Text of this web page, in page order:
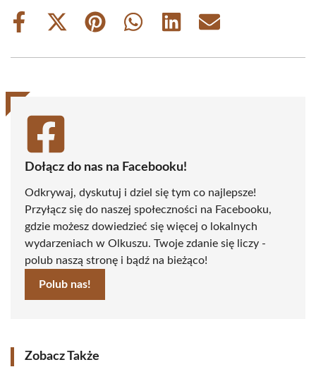
Share
Share
(Twitter)
Share
Share
Share
Share
Dołącz do nas na Facebooku!
Odkrywaj, dyskutuj i dziel się tym co najlepsze!
Przyłącz się do naszej społeczności na Facebooku,
gdzie możesz dowiedzieć się więcej o lokalnych
wydarzeniach w Olkuszu. Twoje zdanie się liczy -
polub naszą stronę i bądź na bieżąco!
Polub nas!
Zobacz Także